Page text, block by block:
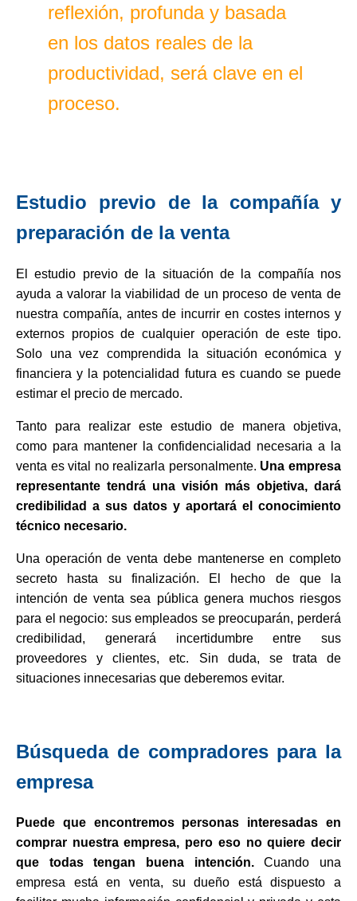
reflexión, profunda y basada
en los datos reales de la
productividad, será clave en el
proceso.
Estudio previo de la compañía y
preparación de la venta
El estudio previo de la situación de la compañía nos
ayuda a valorar la viabilidad de un proceso de venta de
nuestra compañía, antes de incurrir en costes internos y
externos propios de cualquier operación de este tipo.
Solo una vez comprendida la situación económica y
financiera y la potencialidad futura es cuando se puede
estimar el precio de mercado.
Tanto para realizar este estudio de manera objetiva,
como para mantener la confidencialidad necesaria a la
venta es vital no realizarla personalmente. Una empresa
representante tendrá una visión más objetiva, dará
credibilidad a sus datos y aportará el conocimiento
técnico necesario.
Una operación de venta debe mantenerse en completo
secreto hasta su finalización. El hecho de que la
intención de venta sea pública genera muchos riesgos
para el negocio: sus empleados se preocuparán, perderá
credibilidad, generará incertidumbre entre sus
proveedores y clientes, etc. Sin duda, se trata de
situaciones innecesarias que deberemos evitar.
Búsqueda de compradores para la
empresa
Puede que encontremos personas interesadas en
comprar nuestra empresa, pero eso no quiere decir
que todas tengan buena intención.Cuando una
empresa está en venta, su dueño está dispuesto a